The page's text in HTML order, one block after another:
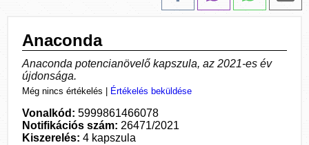
Anaconda
Anaconda potencianövelő kapszula, az 2021-es év
újdonsága.
Még nincs értékelés Értékelés beküldése
Vonalkód: 5999861466078
Notifikációs szám: 26471/2021
Kiszerelés: 4 kapszula